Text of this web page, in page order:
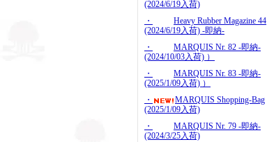
(2024/6/19入荷)
・
Heavy Rubber Magazine 44
(2024/6/19入荷) -即納-
・
MARQUIS Nr. 82 -即納-
(2024/10/03入荷) ）
・
MARQUIS Nr. 83 -即納-
(2025/1/09入荷) ）
・
MARQUIS Shopping-Bag
(2025/1/09入荷)
・
MARQUIS Nr. 79 -即納-
(2024/3/25入荷)